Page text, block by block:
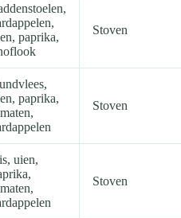
paprika,
Stoven
paprika,
Stoven
uien,
Stoven